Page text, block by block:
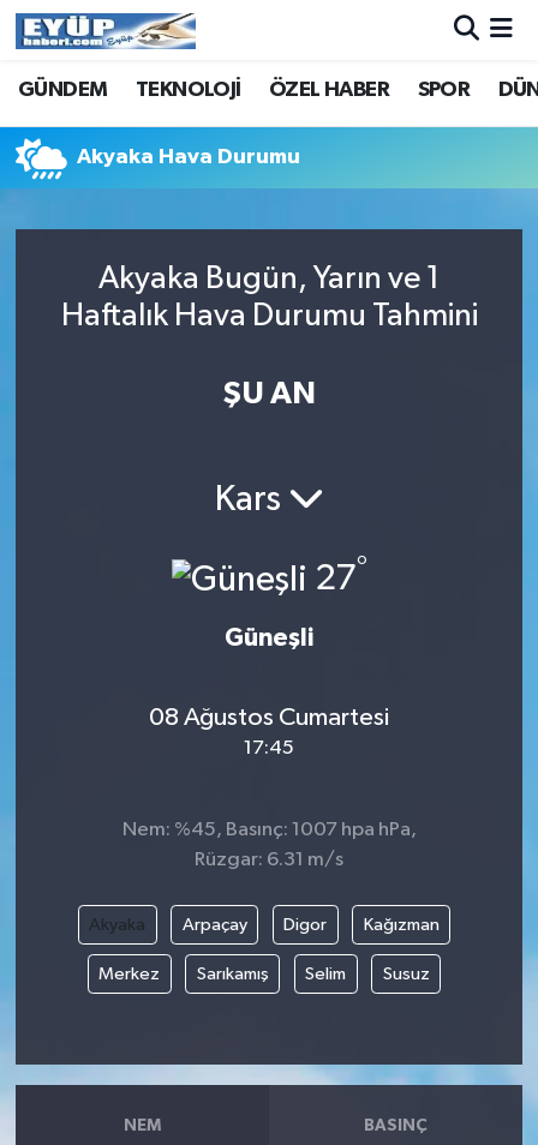
GÜNDEM TEKNOLOJİ ÖZEL HABER SPOR
Akyaka Hava Durumu
Akyaka Bugün, Yarın ve 1
Haftalık Hava Durumu Tahmini
ŞU AN
Kars
27°
Güneşli
08 Ağustos Cumartesi
17:45
Nem: %45, Basınç: 1007 hpa hPa,
Rüzgar: 6.31 m/s
Akyaka Arpaçay Digor Kağızman
Merkez Sarıkamış Selim Susuz
NEM BASINÇ